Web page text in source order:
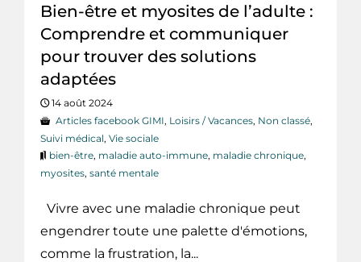
Bien-être et myosites de l’adulte :
Comprendre et communiquer
pour trouver des solutions
adaptées
14 août 2024
Articles facebook GIMI, Loisirs / Vacances, Non classé,
Suivi médical, Vie sociale
bien-être, maladie auto-immune, maladie chronique,
myosites, santé mentale
Vivre avec une maladie chronique peut
engendrer toute une palette d'émotions,
comme la frustration, la...